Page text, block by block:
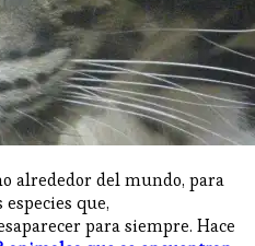
alrededor del mundo, para
que,
para siempre. Hace